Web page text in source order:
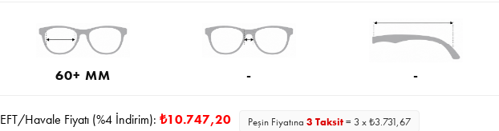
60+ MM - -
EFT/Havale Fiyatı (%4 İndirim): ₺10.747,20 Peşin Fiyatına 3 Taksit= 3 x ₺3.731,67